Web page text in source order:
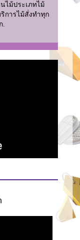
ไม้ประเภทไม้
การไม้สั่งทำทุก
.